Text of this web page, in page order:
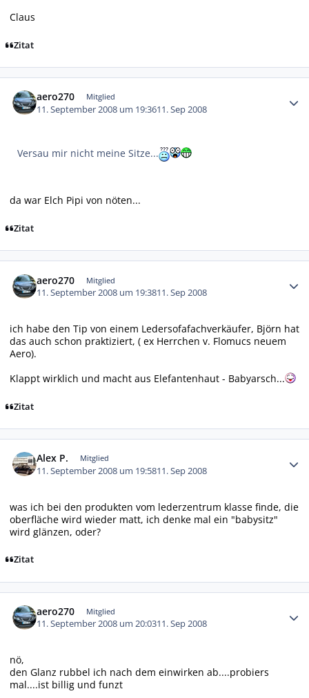
Claus
Zitat
aero270 Mitglied
11. September 2008 um 19:3611. Sep 2008
Versau mir nicht meine Sitze...
da war Elch Pipi von nöten...
Zitat
aero270 Mitglied
11. September 2008 um 19:3811. Sep 2008
ich habe den Tip von einem Ledersofafachverkäufer, Björn hat
das auch schon praktiziert, ( ex Herrchen v. Flomucs neuem
Aero).
Klappt wirklich und macht aus Elefantenhaut - Babyarsch...
Zitat
Alex P. Mitglied
11. September 2008 um 19:5811. Sep 2008
was ich bei den produkten vom lederzentrum klasse finde, die
oberfläche wird wieder matt, ich denke mal ein "babysitz"
wird glänzen, oder?
Zitat
aero270 Mitglied
11. September 2008 um 20:0311. Sep 2008
nö,
den Glanz rubbel ich nach dem einwirken ab....probiers
mal....ist billig und funzt